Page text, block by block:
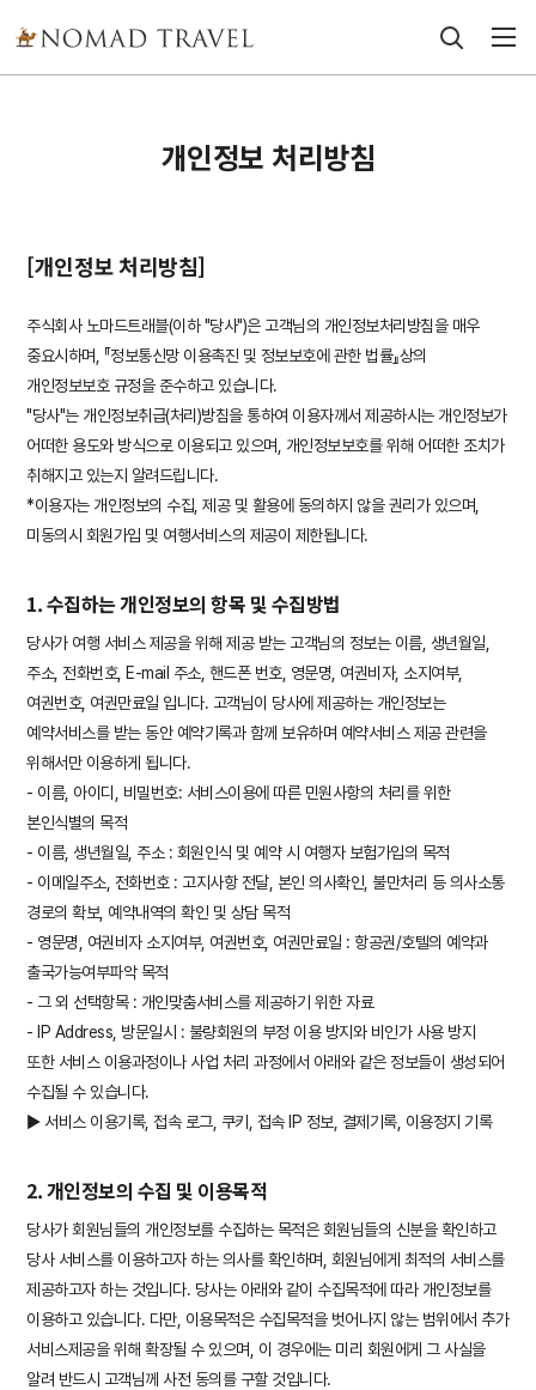
개인정보 처리방침
[개인정보 처리방침]
주식회사 노마드트래블(이하 "당사")은 고객님의 개인정보처리방침을 매우
중요시하며, 『정보통신망 이용촉진 및 정보보호에 관한 법률』상의
개인정보보호 규정을 준수하고 있습니다.
"당사"는 개인정보취급(처리)방침을 통하여 이용자께서 제공하시는 개인정보가
어떠한 용도와 방식으로 이용되고 있으며, 개인정보보호를 위해 어떠한 조치가
취해지고 있는지 알려드립니다.
*이용자는 개인정보의 수집, 제공 및 활용에 동의하지 않을 권리가 있으며,
미동의시 회원가입 및 여행서비스의 제공이 제한됩니다.
1. 수집하는 개인정보의 항목 및 수집방법
당사가 여행 서비스 제공을 위해 제공 받는 고객님의 정보는 이름, 생년월일,
주소, 전화번호, E-mail 주소, 핸드폰 번호, 영문명, 여권비자, 소지여부,
여권번호, 여권만료일 입니다. 고객님이 당사에 제공하는 개인정보는
예약서비스를 받는 동안 예약기록과 함께 보유하며 예약서비스 제공 관련을
위해서만 이용하게 됩니다.
- 이름, 아이디, 비밀번호: 서비스이용에 따른 민원사항의 처리를 위한
본인식별의 목적
- 이름, 생년월일, 주소 : 회원인식 및 예약 시 여행자 보험가입의 목적
- 이메일주소, 전화번호 : 고지사항 전달, 본인 의사확인, 불만처리 등 의사소통
경로의 확보, 예약내역의 확인 및 상담 목적
- 영문명, 여권비자 소지여부, 여권번호, 여권만료일 : 항공권/호텔의 예약과
출국가능여부파악 목적
- 그 외 선택항목 : 개인맞춤서비스를 제공하기 위한 자료
- IP Address, 방문일시 : 불량회원의 부정 이용 방지와 비인가 사용 방지
또한 서비스 이용과정이나 사업 처리 과정에서 아래와 같은 정보들이 생성되어
수집될 수 있습니다.
▶ 서비스 이용기록, 접속 로그, 쿠키, 접속 IP 정보, 결제기록, 이용정지 기록
2. 개인정보의 수집 및 이용목적
당사가 회원님들의 개인정보를 수집하는 목적은 회원님들의 신분을 확인하고
당사 서비스를 이용하고자 하는 의사를 확인하며, 회원님에게 최적의 서비스를
제공하고자 하는 것입니다. 당사는 아래와 같이 수집목적에 따라 개인정보를
이용하고 있습니다. 다만, 이용목적은 수집목적을 벗어나지 않는 범위에서 추가
서비스제공을 위해 확장될 수 있으며, 이 경우에는 미리 회원에게 그 사실을
알려 반드시 고객님께 사전 동의를 구할 것입니다.